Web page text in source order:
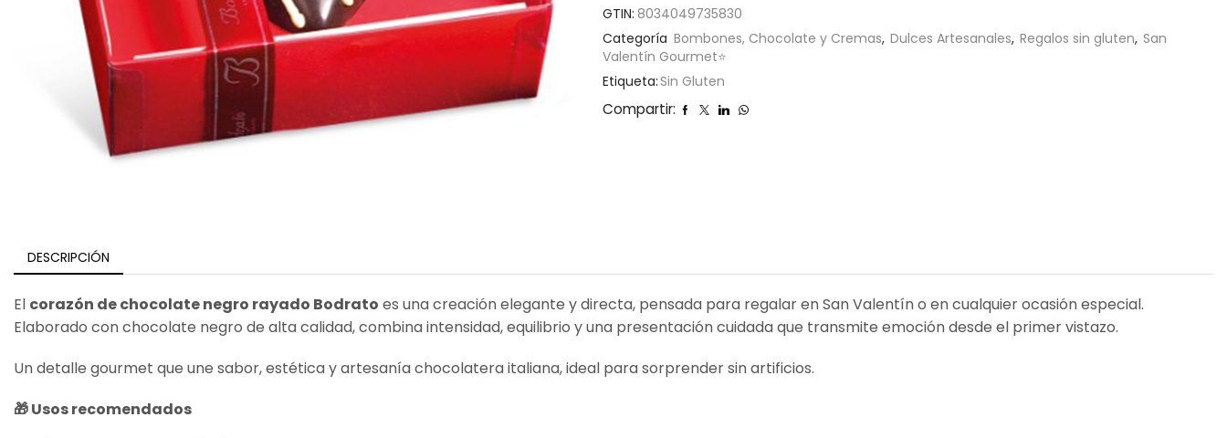
GTIN: 8034049735830
Categoría Bombones, Chocolate y Cremas, Dulces Artesanales, Regalos sin gluten, San
Valentín Gourmet⭐
Etiqueta:Sin Gluten
Compartir:
DESCRIPCIÓN
El corazón de chocolate negro rayado Bodrato es una creación elegante y directa, pensada para regalar en San Valentín o en cualquier ocasión especial.
Elaborado con chocolate negro de alta calidad, combina intensidad, equilibrio y una presentación cuidada que transmite emoción desde el primer vistazo.
Un detalle gourmet que une sabor, estética y artesanía chocolatera italiana, ideal para sorprender sin artificios.
🎁 Usos recomendados